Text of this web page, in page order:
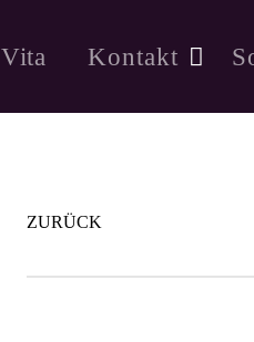
Vita Kontakt
ZURÜCK